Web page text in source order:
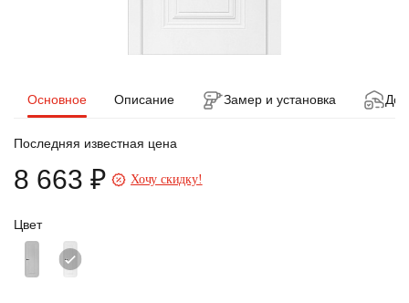
Основное Описание Замер и установка
Цвет
Последняя известная цена
8 663 ₽ Хочу скидку!